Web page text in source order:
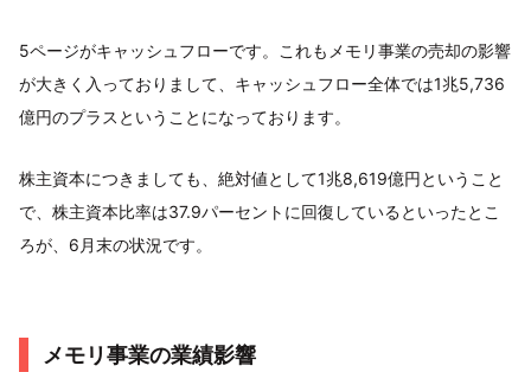
5ページがキャッシュフローです。これもメモリ事業の売却の影響
が大きく入っておりまして、キャッシュフロー全体では1兆5,736
億円のプラスということになっております。
株主資本につきましても、絶対値として1兆8,619億円ということ
で、株主資本比率は37.9パーセントに回復しているといったとこ
ろが、6月末の状況です。
メモリ事業の業績影響